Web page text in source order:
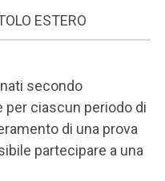
ESTERO
secondo
ciascun periodo di
di una prova
partecipare a una